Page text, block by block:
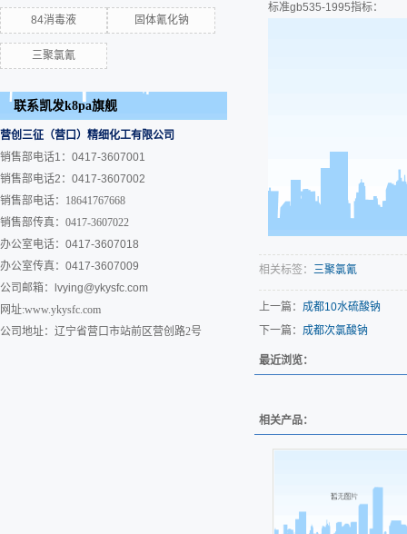
84消毒液 固体氰化钠
三聚氯氰
联系凯发k8pa旗舰
营创三征（营口）精细化工有限公司
销售部电话1：0417-3607001
销售部电话2：0417-3607002
销售部电话：18641767668
销售部传真：0417-3607022
办公室电话：0417-3607018
办公室传真：0417-3607009
公司邮箱：
lvying@ykysfc.com
网址:www.ykysfc.com
公司地址：辽宁省营口市站前区营创路2号
标准gb535-1995指标：
相关标签： 三聚氯氰
上一篇： 成都10水硫酸钠
下一篇： 成都次氯酸钠
最近浏览：
相关产品：